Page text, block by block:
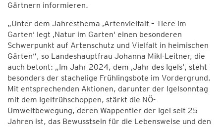
Gärtnern informieren.
„Unter dem Jahresthema ‚Artenvielfalt – Tiere im
Garten‘ legt ‚Natur im Garten‘ einen besonderen
Schwerpunkt auf Artenschutz und Vielfalt in heimischen
Gärten“, so Landeshauptfrau Johanna Mikl-Leitner, die
auch betont: „Im Jahr 2024, dem ‚Jahr des Igels‘, steht
besonders der stachelige Frühlingsbote im Vordergrund.
Mit entsprechenden Aktionen, darunter der Igelsonntag
mit dem Igelfrühschoppen, stärkt die NÖ-
Umweltbewegung, deren Wappentier der Igel seit 25
Jahren ist, das Bewusstsein für die Lebensweise und den